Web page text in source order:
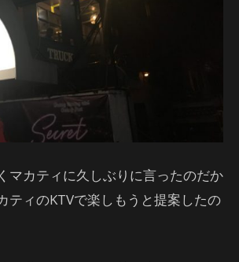
マカティに久しぶりに言ったのだか
ティのKTVで楽しもうと提案したの